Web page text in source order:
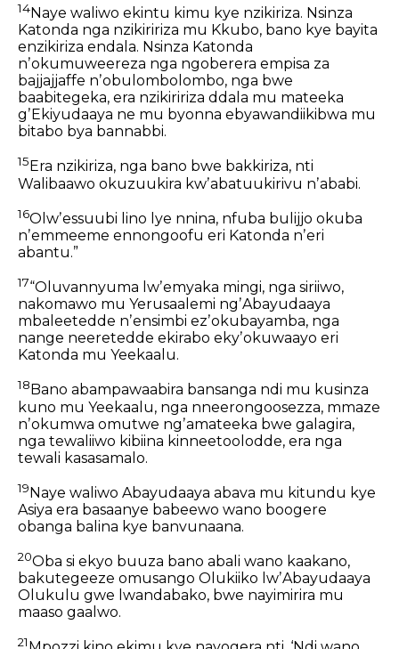
14Naye waliwo ekintu kimu kye nzikiriza. Nsinza
Katonda nga nzikiririza mu Kkubo, bano kye bayita
enzikiriza endala. Nsinza Katonda
nʼokumuweereza nga ngoberera empisa za
bajjajjaffe nʼobulombolombo, nga bwe
baabitegeka, era nzikiririza ddala mu mateeka
gʼEkiyudaaya ne mu byonna ebyawandiikibwa mu
bitabo bya bannabbi.
15 Era nzikiriza, nga bano bwe bakkiriza, nti
Walibaawo okuzuukira kwʼabatuukirivu nʼababi.
16Olwʼessuubi lino lye nnina, nfuba bulijjo okuba
nʼemmeeme ennongoofu eri Katonda nʼeri
abantu.”
17“Oluvannyuma lwʼemyaka mingi, nga siriiwo,
nakomawo mu Yerusaalemi ngʼAbayudaaya
mbaleetedde nʼensimbi ezʼokubayamba, nga
nange neeretedde ekirabo ekyʼokuwaayo eri
Katonda mu Yeekaalu.
18 Bano abampawaabira bansanga ndi mu kusinza
kuno mu Yeekaalu, nga nneerongoosezza, mmaze
nʼokumwa omutwe ngʼamateeka bwe galagira,
nga tewaliiwo kibiina kinneetoolodde, era nga
tewali kasasamalo.
19Naye waliwo Abayudaaya abava mu kitundu kye
Asiya era basaanye babeewo wano boogere
obanga balina kye banvunaana.
20Oba si ekyo buuza bano abali wano kaakano,
bakutegeeze omusango Olukiiko lwʼAbayudaaya
Olukulu gwe lwandabako, bwe nayimirira mu
maaso gaalwo.
21